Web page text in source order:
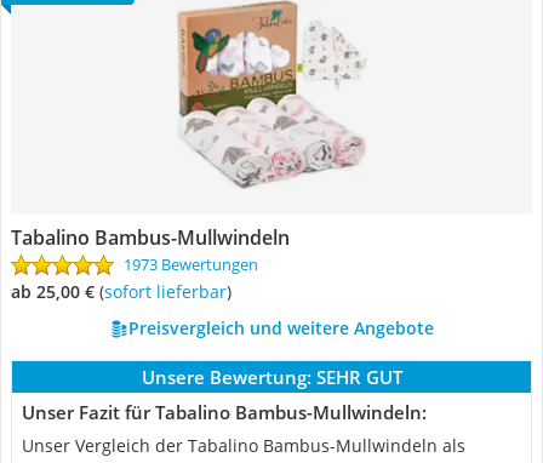
Tabalino Bambus-Mullwindeln
1973 Bewertungen
ab 25,00 € ( Sofort lieferbar)
Preisvergleich und weitere Angebote
Unsere Bewertung: SEHR GUT
Unser Fazit für Tabalino Bambus-Mullwindeln:
Unser Vergleich der Tabalino Bambus-Mullwindeln als